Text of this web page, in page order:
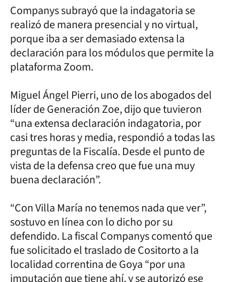
Companys subrayó que la indagatoria se
realizó de manera presencial y no virtual,
porque iba a ser demasiado extensa la
declaración para los módulos que permite la
plataforma Zoom.
Miguel Ángel Pierri, uno de los abogados del
líder de Generación Zoe, dijo que tuvieron
“una extensa declaración indagatoria, por
casi tres horas y media, respondió a todas las
preguntas de la Fiscalía. Desde el punto de
vista de la defensa creo que fue una muy
buena declaración”.
“Con Villa María no tenemos nada que ver”,
sostuvo en línea con lo dicho por su
defendido. La fiscal Companys comentó que
fue solicitado el traslado de Cositorto a la
localidad correntina de Goya “por una
imputación que tiene ahí, y se autorizó ese